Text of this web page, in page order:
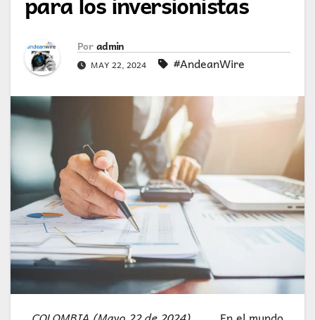
Por admin
MAY 22, 2024 #AndeanWire